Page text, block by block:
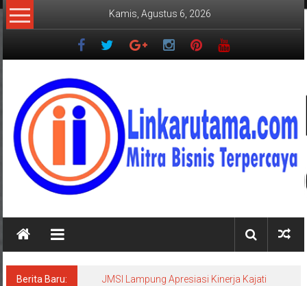
Lompat
ke
Kamis, Agustus 6, 2026
LINKARUTAMA.COM
Mitra
Terpercaya
Berita Baru:
JMSI Lampung Apresiasi Kinerja Kajati